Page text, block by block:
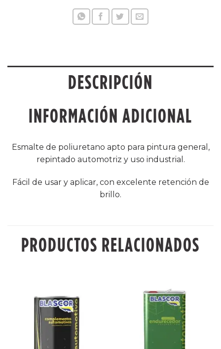
DESCRIPCIÓN
INFORMACIÓN ADICIONAL
Esmalte de poliuretano apto para pintura general,
repintado automotriz y uso industrial.
Fácil de usar y aplicar, con excelente retención de
brillo.
PRODUCTOS RELACIONADOS